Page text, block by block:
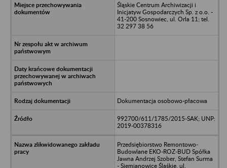
Śląskie Centrum Archiwizacji i
Inicjatyw Gospodarczych Sp. z o.o. -
41-200 Sosnowiec, ul. Orla 11; tel.
32 297 38 56
Dokumentacja osobowo-płacowa
992700/611/1785/2015-SAK; UNP:
2019-00378316
Przedsiębiorstwo Remontowo-
Budowlane EKO-ROZ-BUD Spółka
Jawna Andrzej Szober, Stefan Surma
- Siemianowice Śląśkie, ul.